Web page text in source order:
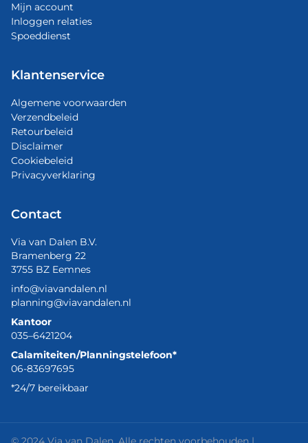
Mijn account
Inloggen relaties
Spoeddienst
Klantenservice
Algemene voorwaarden
Verzendbeleid
Retourbeleid
Disclaimer
Cookiebeleid
Privacyverklaring
Contact
Via van Dalen B.V.
Bramenberg 22
3755 BZ Eemnes
info@viavandalen.nl
planning@viavandalen.nl
Kantoor
035–6421204
Calamiteiten/Planningstelefoon*
06-83697695
*24/7 bereikbaar